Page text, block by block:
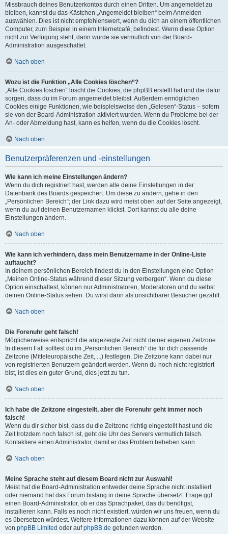
Missbrauch deines Benutzerkontos durch einen Dritten. Um angemeldet zu
bleiben, kannst du das Kästchen „Angemeldet bleiben“ beim Anmelden
auswählen. Dies ist nicht empfehlenswert, wenn du dich an einem öffentlichen
Computer, zum Beispiel in einem Internetcafé, befindest. Wenn diese Option
nicht zur Verfügung steht, dann wurde sie vermutlich von der Board-
Administration ausgeschaltet.
Nach oben
Wozu ist die Funktion „Alle Cookies löschen“?
„Alle Cookies löschen“ löscht die Cookies, die phpBB erstellt hat und die dafür
sorgen, dass du im Forum angemeldet bleibst. Außerdem ermöglichen
Cookies einige Funktionen, wie beispielsweise den „Gelesen“-Status – sofern
sie von der Board-Administration aktiviert wurden. Wenn du Probleme bei der
An- oder Abmeldung hast, kann es helfen, wenn du die Cookies löscht.
Nach oben
Benutzerpräferenzen und -einstellungen
Wie kann ich meine Einstellungen ändern?
Wenn du dich registriert hast, werden alle deine Einstellungen in der
Datenbank des Boards gespeichert. Um diese zu ändern, gehe in den
„Persönlichen Bereich“; der Link dazu wird meist oben auf der Seite angezeigt,
wenn du auf deinen Benutzernamen klickst. Dort kannst du alle deine
Einstellungen ändern.
Nach oben
Wie kann ich verhindern, dass mein Benutzername in der Online-Liste
auftaucht?
In deinem persönlichen Bereich findest du in den Einstellungen eine Option
„Meinen Online-Status während dieser Sitzung verbergen“. Wenn du diese
Option einschaltest, können nur Administratoren, Moderatoren und du selbst
deinen Online-Status sehen. Du wirst dann als unsichtbarer Besucher gezählt.
Nach oben
Die Forenuhr geht falsch!
Möglicherweise entspricht die angezeigte Zeit nicht deiner eigenen Zeitzone.
In diesem Fall solltest du im „Persönlichen Bereich“ die für dich passende
Zeitzone (Mitteleuropäische Zeit, ...) festlegen. Die Zeitzone kann dabei nur
von registrierten Benutzern geändert werden. Wenn du noch nicht registriert
bist, ist dies ein guter Grund, dies jetzt zu tun.
Nach oben
Ich habe die Zeitzone eingestellt, aber die Forenuhr geht immer noch
falsch!
Wenn du dir sicher bist, dass du die Zeitzone richtig eingestellt hast und die
Zeit trotzdem noch falsch ist, geht die Uhr des Servers vermutlich falsch.
Kontaktiere einen Administrator, damit er das Problem beheben kann.
Nach oben
Meine Sprache steht auf diesem Board nicht zur Auswahl!
Meist hat die Board-Administration entweder deine Sprache nicht installiert
oder niemand hat das Forum bislang in deine Sprache übersetzt. Frage ggf.
einen Board-Administrator, ob er das Sprachpaket, das du benötigst,
installieren kann. Falls es noch nicht existiert, würden wir uns freuen, wenn du
es übersetzen würdest. Weitere Informationen dazu können auf der Website
von phpBB Limited oder aufphpBB.de gefunden werden.